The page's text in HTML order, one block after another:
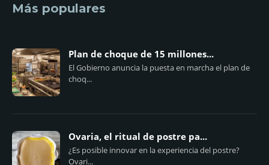
Más populares
Plan de choque de 15 millones...
El Gobierno anuncia la puesta en marcha el plan de
choq...
Ovaria, el ritual de postre pa...
¿Es posible innovar en la experiencia del postre?
Ovari...